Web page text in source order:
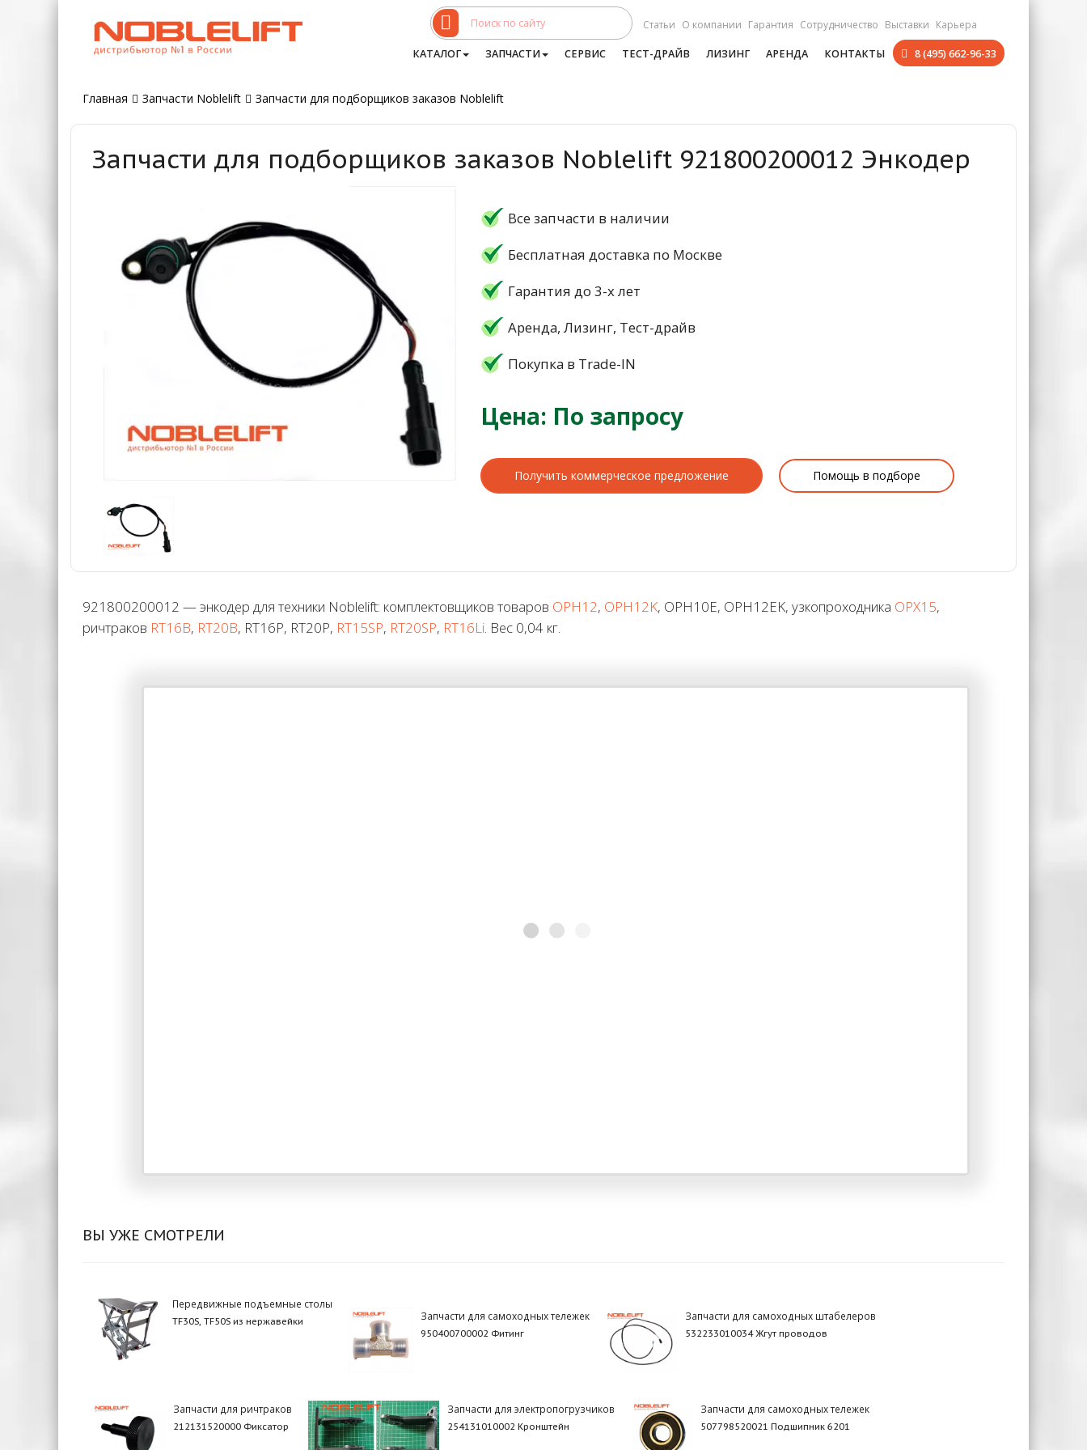
Статьи О компании Гарантия Сотрудничество Выставки Карьера
КАТАЛОГ ЗАПЧАСТИ СЕРВИС ТЕСТ-ДРАЙВ ЛИЗИНГ АРЕНДА КОНТАКТЫ 8 (495) 662-96-33
Главная Запчасти Noblelift Запчасти для подборщиков заказов Noblelift
Запчасти для подборщиков заказов Noblelift 921800200012 Энкодер
Все запчасти в наличии
Бесплатная доставка по Москве
Гарантия до 3-х лет
Аренда, Лизинг, Тест-драйв
Покупка в Trade-IN
Цена: По запросу
Получить коммерческое предложение Помощь в подборе
921800200012 — энкодер для техники Noblelift: комплектовщиков товаров OPH12, OPH12K, OPH10E, OPH12EK, узкопроходника OPX15,
ричтраков RT16B, RT20B, RT16P, RT20P, RT15SP, RT20SP, RT16Li. Вес 0,04 кг.
ВЫ УЖЕ СМОТРЕЛИ
Передвижные подъемные столы
TF30S, TF50S из нержавейки Запчасти для самоходных тележек
950400700002 Фитинг
Запчасти для самоходных штабелеров
532233010034 Жгут проводов
Запчасти для ричтраков
212131520000 Фиксатор
Запчасти для электропогрузчиков
254131010002 Кронштейн
Запчасти для самоходных тележек
507798520021 Подшипник 6201